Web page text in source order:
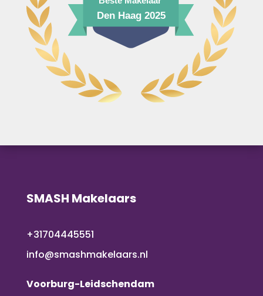
SMASH Makelaars
+31704445551
info@smashmakelaars.nl
Voorburg-Leidschendam